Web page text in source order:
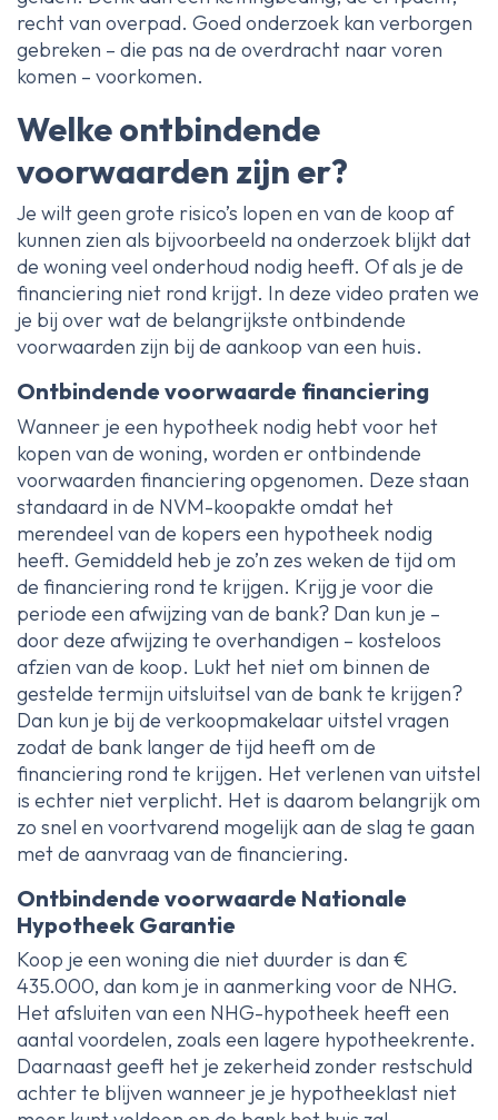
recht van overpad. Goed onderzoek kan verborgen
gebreken – die pas na de overdracht naar voren
komen – voorkomen.
Welke ontbindende
voorwaarden zijn er?
Je wilt geen grote risico’s lopen en van de koop af
kunnen zien als bijvoorbeeld na onderzoek blijkt dat
de woning veel onderhoud nodig heeft. Of als je de
financiering niet rond krijgt. In deze video praten we
je bij over wat de belangrijkste ontbindende
voorwaarden zijn bij de aankoop van een huis.
Ontbindende voorwaarde financiering
Wanneer je een hypotheek nodig hebt voor het
kopen van de woning, worden er ontbindende
voorwaarden financiering opgenomen. Deze staan
standaard in de NVM-koopakte omdat het
merendeel van de kopers een hypotheek nodig
heeft. Gemiddeld heb je zo’n zes weken de tijd om
de financiering rond te krijgen. Krijg je voor die
periode een afwijzing van de bank? Dan kun je –
door deze afwijzing te overhandigen – kosteloos
afzien van de koop. Lukt het niet om binnen de
gestelde termijn uitsluitsel van de bank te krijgen?
Dan kun je bij de verkoopmakelaar uitstel vragen
zodat de bank langer de tijd heeft om de
financiering rond te krijgen. Het verlenen van uitstel
is echter niet verplicht. Het is daarom belangrijk om
zo snel en voortvarend mogelijk aan de slag te gaan
met de aanvraag van de financiering.
Ontbindende voorwaarde Nationale
Hypotheek Garantie
Koop je een woning die niet duurder is dan €
435.000, dan kom je in aanmerking voor de NHG.
Het afsluiten van een NHG-hypotheek heeft een
aantal voordelen, zoals een lagere hypotheekrente.
Daarnaast geeft het je zekerheid zonder restschuld
achter te blijven wanneer je je hypotheeklast niet